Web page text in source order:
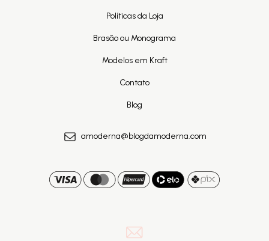
Políticas da Loja
Brasão ou Monograma
Modelos em Kraft
Contato
Blog
amoderna@blogdamoderna.com